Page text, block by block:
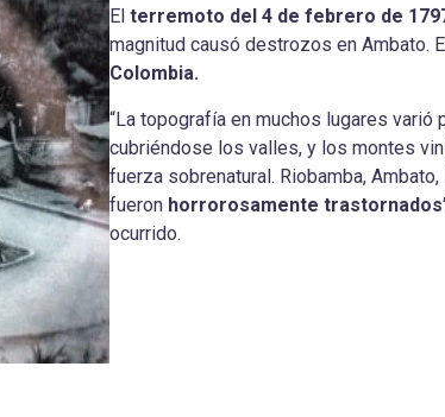
El terremoto del 4 de febrero de
magnitud causó destrozos en Ambato.
Colombia.
“La topografía en muchos lugares
cubriéndose los valles, y los montes
fuerza sobrenatural. Riobamba,
fueron horrorosamente
ocurrido.